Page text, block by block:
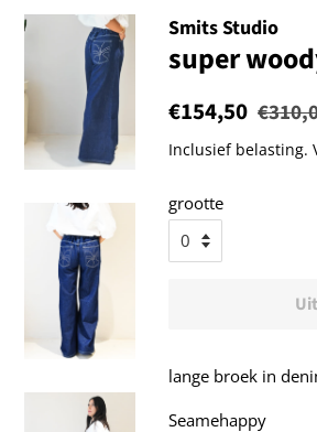
Smits Studio
super
Normale
€154,50
Inclusief belasting.
grootte
lange broek in
Seamehappy